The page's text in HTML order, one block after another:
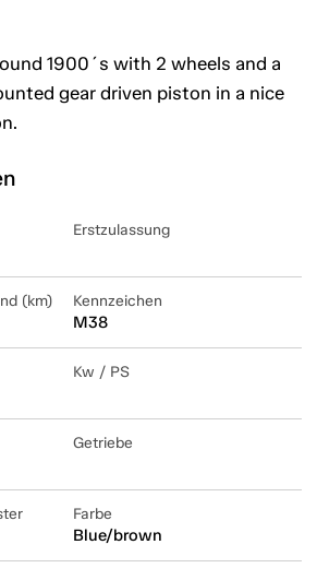
1900´s with 2 wheels and a
gear driven piston in a nice
Erstzulassung
(km) Kennzeichen
M38
Kw / PS
Getriebe
Farbe
Blue/brown